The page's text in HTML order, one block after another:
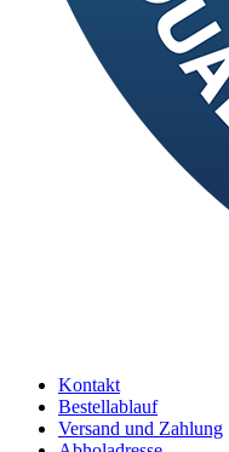
Kontakt
Bestellablauf
Versand und Zahlung